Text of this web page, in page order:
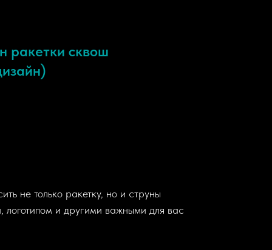
ракетки сквош
не только ракетку, но и струны
логотипом и другими важными для вас